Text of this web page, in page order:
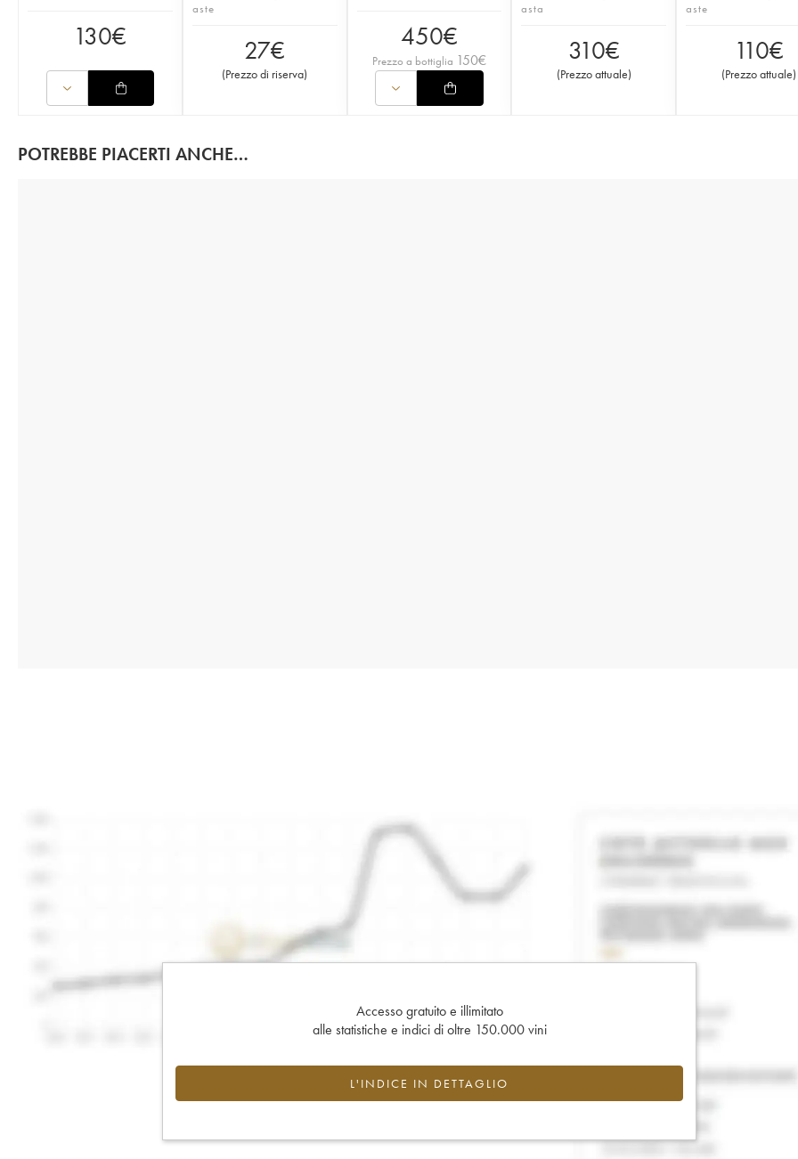
130€
aste
27€
(Prezzo di riserva)
450€
Prezzo a bottiglia 150€
asta
310€
(Prezzo attuale)
aste
110€
(Prezzo attuale)
POTREBBE PIACERTI ANCHE…
Accesso gratuito e illimitato
alle statistiche e indici di oltre 150.000 vini
L'INDICE IN DETTAGLIO